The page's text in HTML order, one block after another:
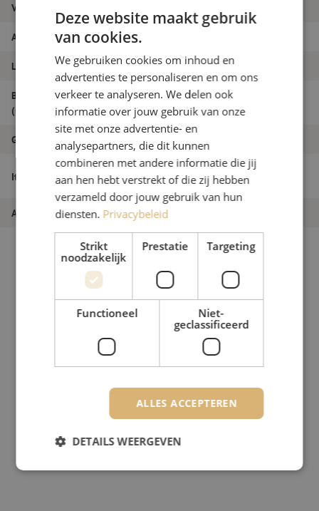
Vezelsoort
Aantal vezels Duplex
Lengte 17.5m
Buitendiameter
(mm)
1.8
Grade
Itemnaam
Patchkabel duplex SM, LC/APC-SC/APC,
1.8mm, 17.5m
Artikelnummer M20002768
Deze website maakt gebruik
van cookies.
We gebruiken cookies om inhoud en
advertenties te personaliseren en om ons
verkeer te analyseren. We delen ook
informatie over jouw gebruik van onze
site met onze advertentie- en
analysepartners, die dit kunnen
combineren met andere informatie die jij
aan hen hebt verstrekt of die zij hebben
verzameld door jouw gebruik van hun
diensten. Privacybeleid
Strikt
noodzakelijk
Prestatie Targeting
Functioneel
Niet-
geclassificeerd
ALLES ACCEPTEREN
DETAILS WEERGEVEN